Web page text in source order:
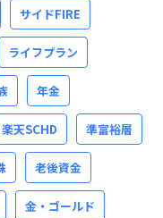
サイドFIRE
ライフプラン
年金
楽天SCHD 準富裕層
老後資金
金・ゴールド